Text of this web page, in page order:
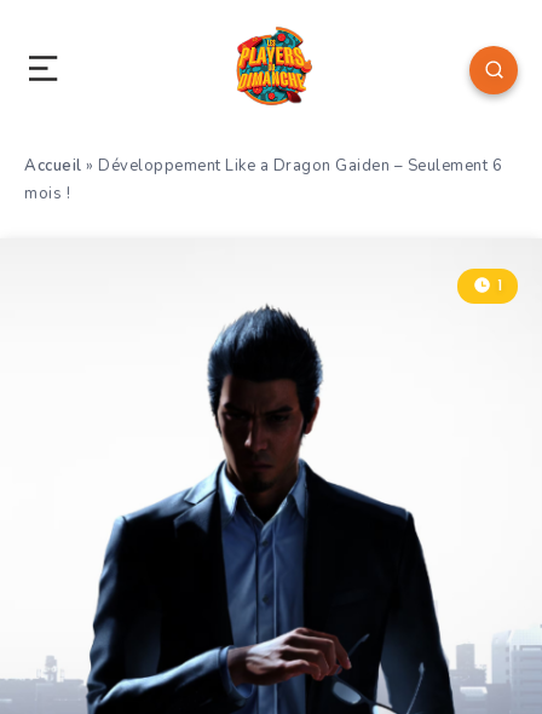
Accueil » Développement Like a Dragon Gaiden – Seulement 6
mois !
1